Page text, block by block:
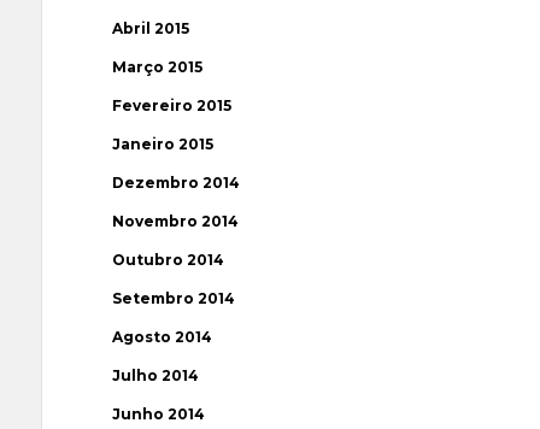
Abril 2015
Março 2015
Fevereiro 2015
Janeiro 2015
Dezembro 2014
Novembro 2014
Outubro 2014
Setembro 2014
Agosto 2014
Julho 2014
Junho 2014